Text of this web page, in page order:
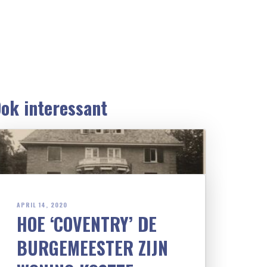
interessant
APRIL 14, 2020
HOE ‘COVENTRY’ DE
BURGEMEESTER ZIJN